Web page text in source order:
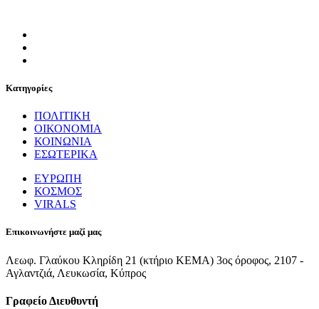
Κατηγορίες
ΠΟΛΙΤΙΚΗ
ΟΙΚΟΝΟΜΙΑ
ΚΟΙΝΩΝΙΑ
ΕΣΩΤΕΡΙΚΑ
ΕΥΡΩΠΗ
ΚΟΣΜΟΣ
VIRALS
Επικοινωνήστε μαζί μας
Λεωφ. Γλαύκου Κληρίδη 21 (κτήριο ΚΕΜΑ) 3ος όροφος, 2107 -
Αγλαντζιά, Λευκωσία, Κύπρος
Γραφείο Διευθυντή